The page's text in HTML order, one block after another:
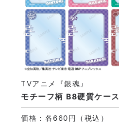
モチーフ柄 B8硬質ケース
TVアニメ『銀魂』
価格：各660円（税込）